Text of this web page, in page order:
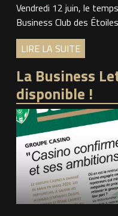
Vendredi 12 juin, le
Business Club des
LIRE LA SUITE
La Business
disponible !